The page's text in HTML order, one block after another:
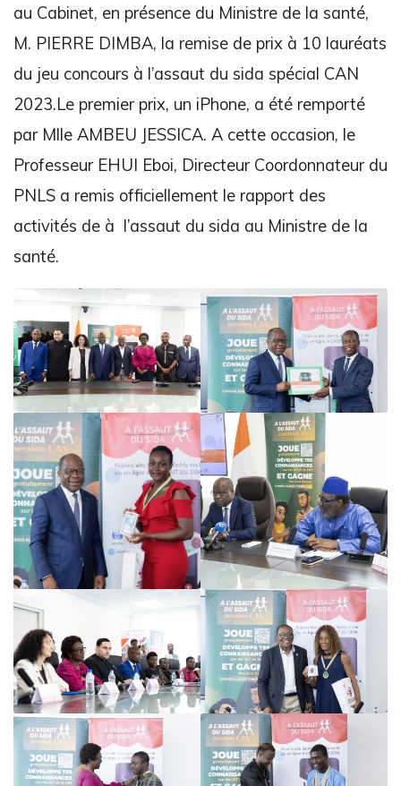
au Cabinet, en présence du Ministre de la santé,
M. PIERRE DIMBA, la remise de prix à 10 lauréats
du jeu concours à l’assaut du sida spécial CAN
2023.Le premier prix, un iPhone, a été remporté
par Mlle AMBEU JESSICA. A cette occasion, le
Professeur EHUI Eboi, Directeur Coordonnateur du
PNLS a remis officiellement le rapport des
activités de à l’assaut du sida au Ministre de la
santé.